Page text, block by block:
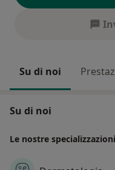
Su di noi
Su di noi
Le nostre specializzazioni